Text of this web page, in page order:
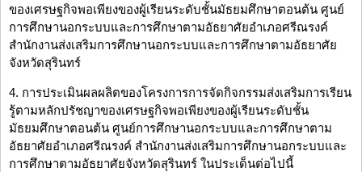
ของเศรษฐกิจพอเพียงของผู้เรียนระดับชั้นมัธยมศึกษาตอนต้น ศูนย์
การศึกษานอกระบบและการศึกษาตามอัธยาศัยอำเภอศรีณรงค์
สำนักงานส่งเสริมการศึกษานอกระบบและการศึกษาตามอัธยาศัย
จังหวัดสุรินทร์
4. การประเมินผลผลิตของโครงการการจัดกิจกรรมส่งเสริมการเรียน
รู้ตามหลักปรัชญาของเศรษฐกิจพอเพียงของผู้เรียนระดับชั้น
มัธยมศึกษาตอนต้น ศูนย์การศึกษานอกระบบและการศึกษาตาม
อัธยาศัยอำเภอศรีณรงค์ สำนักงานส่งเสริมการศึกษานอกระบบและ
การศึกษาตามอัธยาศัยจังหวัดสุรินทร์ ในประเด็นต่อไปนี้